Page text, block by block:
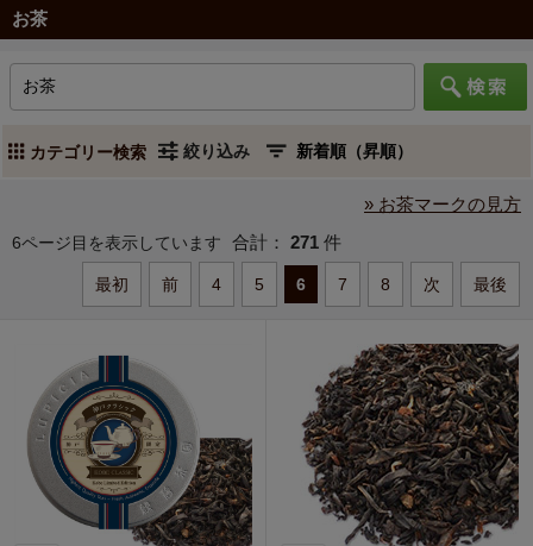
お茶
カテゴリー検索 絞り込み
» お茶マークの見方
6ページ目を表示しています 合計： 271 件
最初 前 4 5 6 7 8 次 最後